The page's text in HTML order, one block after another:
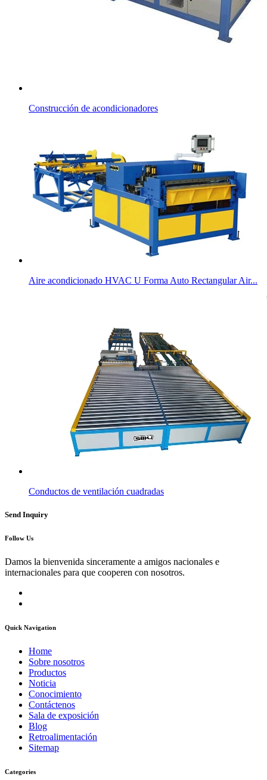
Construcción de acondicionadores
Aire acondicionado HVAC U Forma Auto Rectangular Air...
Conductos de ventilación cuadradas
Send Inquiry
Follow Us
Damos la bienvenida sinceramente a amigos nacionales e
internacionales para que cooperen con nosotros.
Quick Navigation
Home
Sobre nosotros
Productos
Noticia
Conocimiento
Contáctenos
Sala de exposición
Blog
Retroalimentación
Sitemap
Categories